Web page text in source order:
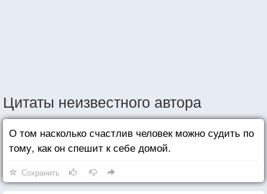
Цитаты неизвестного автора
О том насколько счастлив человек можно судить по
тому, как он спешит к себе домой.
Сохранить